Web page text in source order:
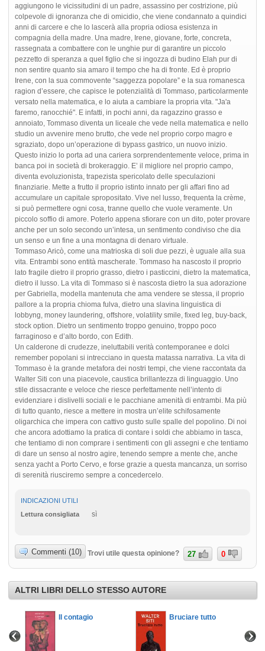
aggiungono le vicissitudini di un padre, assassino per costrizione, più
colpevole di ignoranza che di omicidio, che viene condannato a quindici
anni di carcere e che lo lascerà alla propria odiosa esistenza in
compagnia della madre. Una madre, Irene, giovane, forte, concreta,
rassegnata a combattere con le unghie pur di garantire un piccolo
pezzetto di speranza a quel figlio che si ingozza di budino Elah pur di
non sentire quanto sia amaro il tempo che ha di fronte. Ed è proprio
Irene, con la sua commovente “saggezza popolare” e la sua romanesca
ragion d’essere, che capisce le potenzialità di Tommaso, particolarmente
versato nella matematica, e lo aiuta a cambiare la propria vita. "Ja'a
faremo, ranocchié". E infatti, in pochi anni, da ragazzino grasso e
annoiato, Tommaso diventa un liceale che vede nella matematica e nello
studio un avvenire meno brutto, che vede nel proprio corpo magro e
sgraziato, dopo un’operazione di bypass gastrico, un nuovo inizio.
Questo inizio lo porta ad una cariera sorprendentemente veloce, prima in
banca poi in società di brokeraggio. E’ il migliore nel proprio campo,
diventa evoluzionista, trapezista spericolato delle speculazioni
finanziarie. Mette a frutto il proprio istinto innato per gli affari fino ad
accumulare un capitale spropositato. Vive nel lusso, frequenta la crème,
si può permettere ogni cosa, tranne quello che vuole veramente. Un
piccolo soffio di amore. Poterlo appena sfiorare con un dito, poter provare
anche per un solo secondo un’intesa, un sentimento condiviso che dia
un senso e un fine a una montagna di denaro virtuale.
Tommaso Aricò, come una matrioska di soli due pezzi, è uguale alla sua
vita. Entrambi sono entità mascherate. Tommaso ha nascosto il proprio
lato fragile dietro il proprio grasso, dietro i pasticcini, dietro la matematica,
dietro il lusso. La vita di Tommaso si è nascosta dietro la sua adorazione
per Gabriella, modella mantenuta che ama vendere se stessa, il proprio
pallore a la propria chioma fulva, dietro una slavina linguistica di
lobbyng, money laundering, offshore, volatility smile, fixed leg, buy-back,
stock option. Dietro un sentimento troppo genuino, troppo poco
farraginoso e d’alto bordo, con Edith.
Un calderone di crudezze, ineluttabili verità contemporanee e dolci
remember popolani si intrecciano in questa matassa narrativa. La vita di
Tommaso è la grande metafora dei nostri tempi, che viene raccontata da
Walter Siti con una piacevole, caustica brillantezza di linguaggio. Uno
stile dissacrante e veloce che riesce perfettamente nell’intento di
evidenziare i dislivelli sociali e le pacchiane amenità di entrambi. Ma più
di tutto quanto, riesce a mettere in mostra un’elite schifosamente
oligarchica che impera con cattivo gusto sulle spalle del popolino. Di noi
che ancora adottiamo la pratica di contare i soldi che abbiamo in tasca,
che tentiamo di non comprare i sentimenti con gli assegni e che tentiamo
di dare un senso al nostro agire, tenendo sempre a mente che, anche
senza yacht a Porto Cervo, e forse grazie a questa mancanza, un sorriso
di serenità riusciremo sempre a concedercelo.
INDICAZIONI UTILI
Lettura consigliata
sì
Commenti (10) Trovi utile questa opinione? 27 0
ALTRI LIBRI DELLO STESSO AUTORE
Il contagio Bruciare tutto